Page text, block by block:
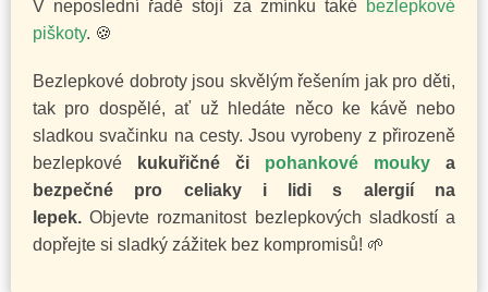
V neposlední řadě stojí za zmínku také bezlepkové
piškoty. 🍪
Bezlepkové dobroty jsou skvělým řešením jak pro děti,
tak pro dospělé, ať už hledáte něco ke kávě nebo
sladkou svačinku na cesty. Jsou vyrobeny z přirozeně
bezlepkové kukuřičné či pohankové mouky a
bezpečné pro celiaky i lidi s alergií na
lepek. Objevte rozmanitost bezlepkových sladkostí a
dopřejte si sladký zážitek bez kompromisů! 🌱